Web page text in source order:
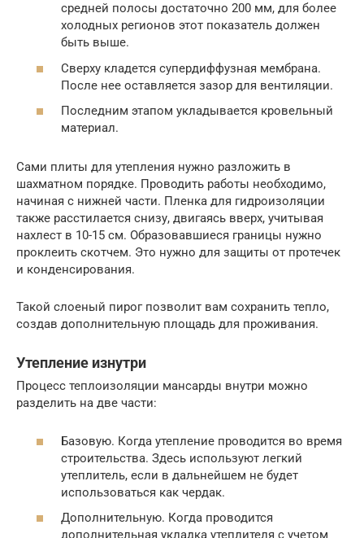
средней полосы достаточно 200 мм, для более
холодных регионов этот показатель должен
быть выше.
Сверху кладется супердиффузная мембрана.
После нее оставляется зазор для вентиляции.
Последним этапом укладывается кровельный
материал.
Сами плиты для утепления нужно разложить в
шахматном порядке. Проводить работы необходимо,
начиная с нижней части. Пленка для гидроизоляции
также расстилается снизу, двигаясь вверх, учитывая
нахлест в 10-15 см. Образовавшиеся границы нужно
проклеить скотчем. Это нужно для защиты от протечек
и конденсирования.
Такой слоеный пирог позволит вам сохранить тепло,
создав дополнительную площадь для проживания.
Утепление изнутри
Процесс теплоизоляции мансарды внутри можно
разделить на две части:
Базовую. Когда утепление проводится во время
строительства. Здесь используют легкий
утеплитель, если в дальнейшем не будет
использоваться как чердак.
Дополнительную. Когда проводится
дополнительная укладка утеплителя с учетом